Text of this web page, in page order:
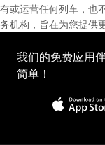
有或运营任何列车，也
务机构，旨在为您提供
我们的免费应用
简单！